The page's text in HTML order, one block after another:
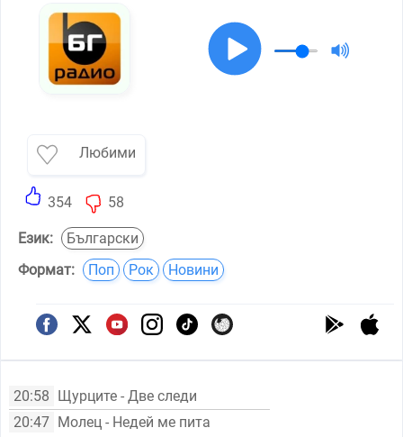
Любими
354 58
Език:
Български
Формат:
Поп Рок Новини
20:58 Щурците - Две следи
20:47 Молец - Недей ме пита